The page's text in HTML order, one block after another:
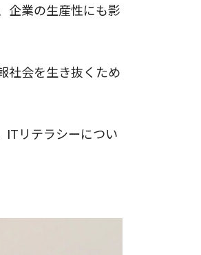
企業の生産性にも影
社会を生き抜くため
ITリテラシーについ